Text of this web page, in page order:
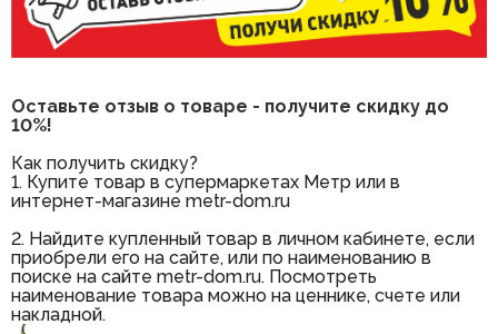
Оставьте отзыв о товаре - получите скидку до
10%!
Как получить скидку?
1. Купите товар в супермаркетах Метр или в
интернет-магазине metr-dom.ru
2. Найдите купленный товар в личном кабинете, если
приобрели его на сайте, или по наименованию в
поиске на сайте metr-dom.ru. Посмотреть
наименование товара можно на ценнике, счете или
накладной.